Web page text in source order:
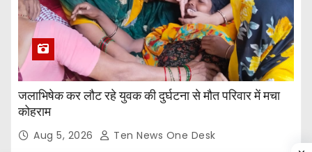
जलाभिषेक कर लौट रहे युवक की दुर्घटना से मौत परिवार में मचा
कोहराम
Aug 5, 2026 Ten News One Desk